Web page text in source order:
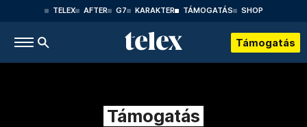
TELEX AFTER G7 KARAKTER TÁMOGATÁS SHOP
Támogatás
Támogatás